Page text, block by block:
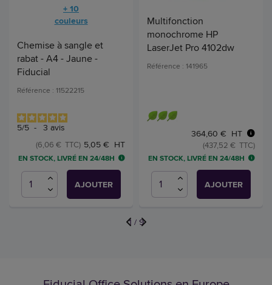
+ 10
couleurs
Chemise à sangle et
rabat - A4 - Jaune -
Fiducial
Référence : 11522215
5/5 - 3 avis
5,05 € HT
(6,06 € TTC)
EN STOCK, LIVRÉ EN 24/48H
AJOUTER
Multifonction
monochrome HP
LaserJet Pro 4102dw
Référence : 141965
364,60 € HT
(437,52 € TTC)
EN STOCK, LIVRÉ EN 24/48H
AJOUTER
1 / 9